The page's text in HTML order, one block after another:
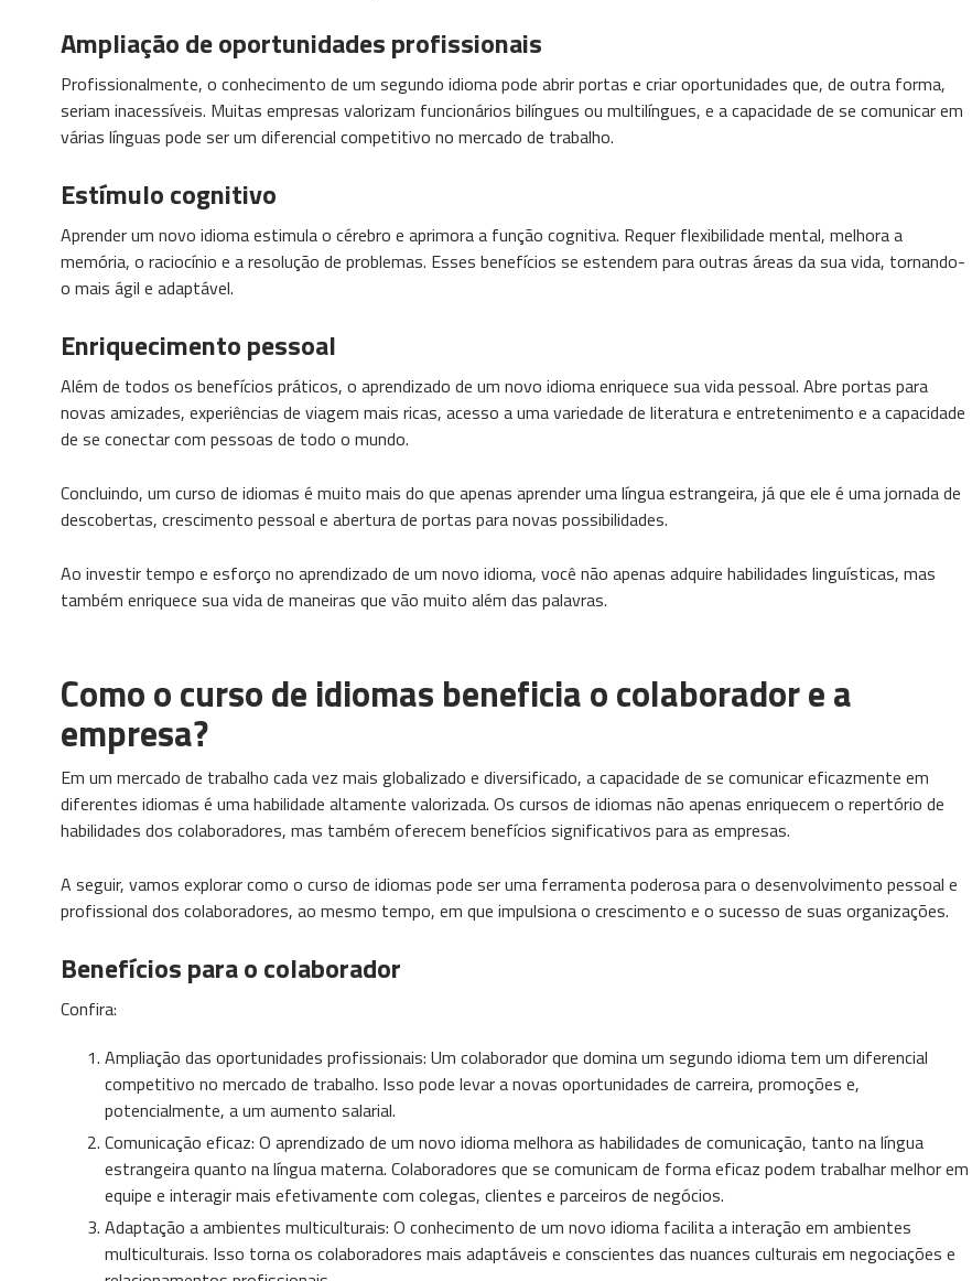
Ampliação de oportunidades profissionais
Profissionalmente, o conhecimento de um segundo idioma pode abrir portas e criar oportunidades que, de outra forma,
seriam inacessíveis. Muitas empresas valorizam funcionários bilíngues ou multilíngues, e a capacidade de se comunicar em
várias línguas pode ser um diferencial competitivo no mercado de trabalho.
Estímulo cognitivo
Aprender um novo idioma estimula o cérebro e aprimora a função cognitiva. Requer flexibilidade mental, melhora a
memória, o raciocínio e a resolução de problemas. Esses benefícios se estendem para outras áreas da sua vida, tornando-
o mais ágil e adaptável.
Enriquecimento pessoal
Além de todos os benefícios práticos, o aprendizado de um novo idioma enriquece sua vida pessoal. Abre portas para
novas amizades, experiências de viagem mais ricas, acesso a uma variedade de literatura e entretenimento e a capacidade
de se conectar com pessoas de todo o mundo.
Concluindo, um curso de idiomas é muito mais do que apenas aprender uma língua estrangeira, já que ele é uma jornada de
descobertas, crescimento pessoal e abertura de portas para novas possibilidades.
Ao investir tempo e esforço no aprendizado de um novo idioma, você não apenas adquire habilidades linguísticas, mas
também enriquece sua vida de maneiras que vão muito além das palavras.
Como o curso de idiomas beneficia o colaborador e a
empresa?
Em um mercado de trabalho cada vez mais globalizado e diversificado, a capacidade de se comunicar eficazmente em
diferentes idiomas é uma habilidade altamente valorizada. Os cursos de idiomas não apenas enriquecem o repertório de
habilidades dos colaboradores, mas também oferecem benefícios significativos para as empresas.
A seguir, vamos explorar como o curso de idiomas pode ser uma ferramenta poderosa para o desenvolvimento pessoal e
profissional dos colaboradores, ao mesmo tempo, em que impulsiona o crescimento e o sucesso de suas organizações.
Benefícios para o colaborador
Confira:
Ampliação das oportunidades profissionais: Um colaborador que domina um segundo idioma tem um diferencial
competitivo no mercado de trabalho. Isso pode levar a novas oportunidades de carreira, promoções e,
potencialmente, a um aumento salarial.
Comunicação eficaz: O aprendizado de um novo idioma melhora as habilidades de comunicação, tanto na língua
estrangeira quanto na língua materna. Colaboradores que se comunicam de forma eficaz podem trabalhar melhor em
equipe e interagir mais efetivamente com colegas, clientes e parceiros de negócios.
Adaptação a ambientes multiculturais: O conhecimento de um novo idioma facilita a interação em ambientes
multiculturais. Isso torna os colaboradores mais adaptáveis e conscientes das nuances culturais em negociações e